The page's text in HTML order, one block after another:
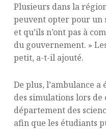
Plusieurs dans la
peuvent opter pour un
et qu’ils n’ont pas à
du gouvernement. »
petit, a-t-il ajouté.
De plus, l’ambulance
des simulations lors
département des
afin que les étudiants